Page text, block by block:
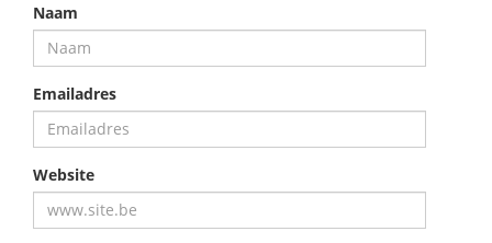
Naam
Emailadres
Website